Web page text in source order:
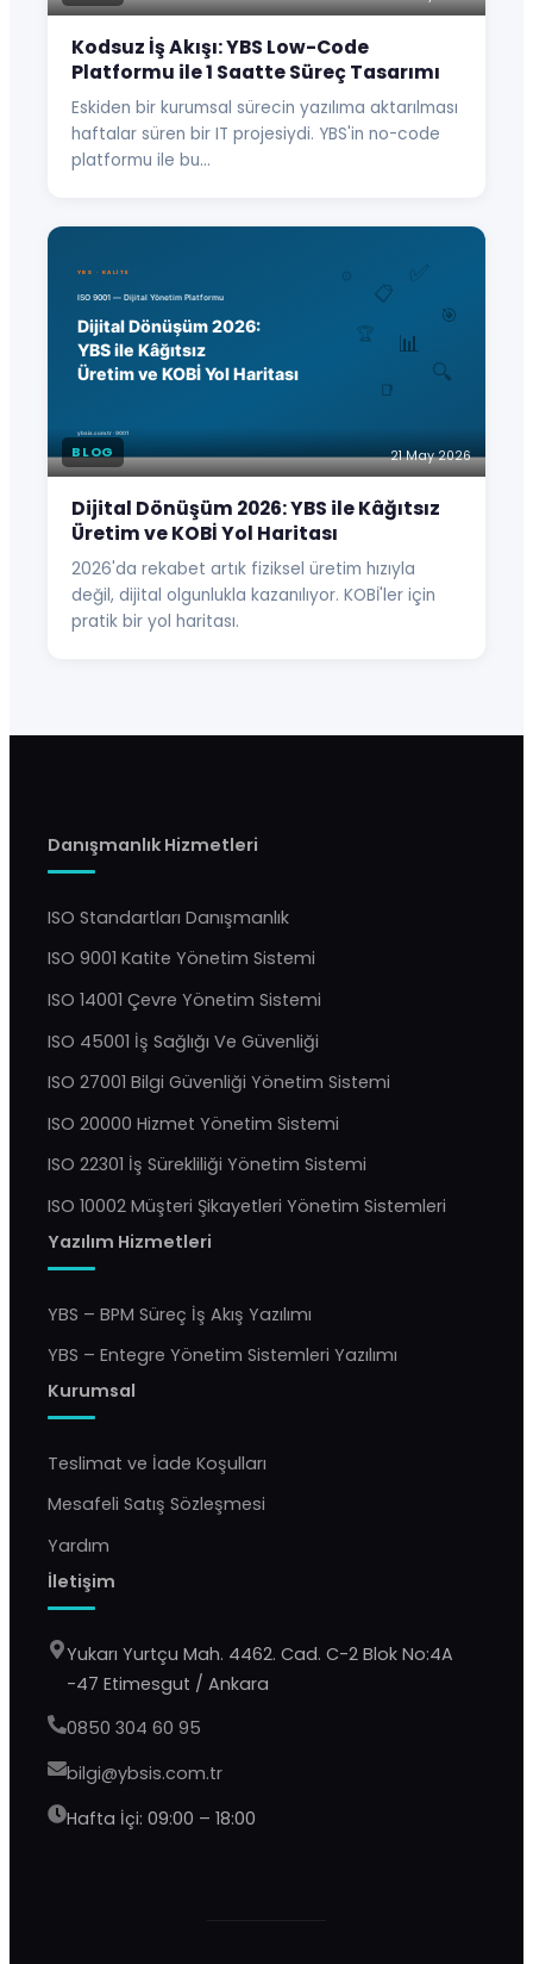
Kodsuz İş Akışı: YBS Low-Code
Platformu ile 1 Saatte Süreç Tasarımı
Eskiden bir kurumsal sürecin yazılıma aktarılması
haftalar süren bir IT projesiydi. YBS'in no-code
platformu ile bu…
BLOG 21 May 2026
Dijital Dönüşüm 2026: YBS ile Kâğıtsız
Üretim ve KOBİ Yol Haritası
2026'da rekabet artık fiziksel üretim hızıyla
değil, dijital olgunlukla kazanılıyor. KOBİ'ler için
pratik bir yol haritası.
Danışmanlık Hizmetleri
ISO Standartları Danışmanlık
ISO 9001 Katite Yönetim Sistemi
ISO 14001 Çevre Yönetim Sistemi
ISO 45001 İş Sağlığı Ve Güvenliği
ISO 27001 Bilgi Güvenliği Yönetim Sistemi
ISO 20000 Hizmet Yönetim Sistemi
ISO 22301 İş Sürekliliği Yönetim Sistemi
ISO 10002 Müşteri Şikayetleri Yönetim Sistemleri
Yazılım Hizmetleri
YBS – BPM Süreç İş Akış Yazılımı
YBS – Entegre Yönetim Sistemleri Yazılımı
Kurumsal
Teslimat ve İade Koşulları
Mesafeli Satış Sözleşmesi
Yardım
İletişim
Yukarı Yurtçu Mah. 4462. Cad. C-2 Blok No:4A
-47 Etimesgut / Ankara
0850 304 60 95
bilgi@ybsis.com.tr
Hafta İçi: 09:00 – 18:00